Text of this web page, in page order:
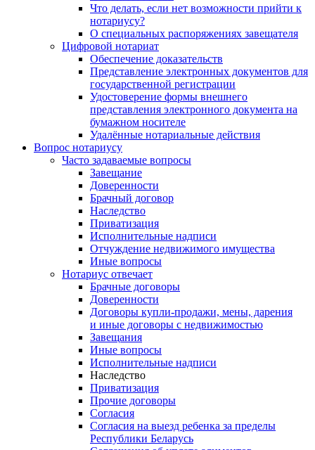
Что делать, если нет возможности прийти к
нотариусу?
О специальных распоряжениях завещателя
Цифровой нотариат
Обеспечение доказательств
Представление электронных документов для
государственной регистрации
Удостоверение формы внешнего
представления электронного документа на
бумажном носителе
Удалённые нотариальные действия
Вопрос нотариусу
Часто задаваемые вопросы
Завещание
Доверенности
Брачный договор
Наследство
Приватизация
Исполнительные надписи
Отчуждение недвижимого имущества
Иные вопросы
Нотариус отвечает
Брачные договоры
Доверенности
Договоры купли-продажи, мены, дарения
и иные договоры с недвижимостью
Завещания
Иные вопросы
Исполнительные надписи
Наследство
Приватизация
Прочие договоры
Согласия
Согласия на выезд ребенка за пределы
Республики Беларусь